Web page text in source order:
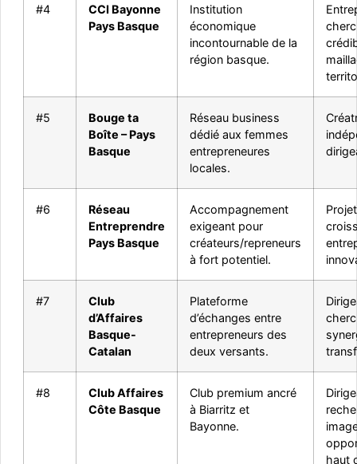
#4
CCI Bayonne
Pays Basque
Institution
économique
incontournable de la
région basque.
#5
Bouge ta
Boîte – Pays
Basque
Réseau business
dédié aux femmes
entrepreneures
locales.
#6
Réseau
Entreprendre
Pays Basque
Accompagnement
exigeant pour
créateurs/repreneurs
à fort potentiel.
#7
Club
d’Affaires
Basque-
Catalan
Plateforme
d’échanges entre
entrepreneurs des
deux versants.
#8
Club Affaires
Côte Basque
Club premium ancré
à Biarritz et
Bayonne.
haut